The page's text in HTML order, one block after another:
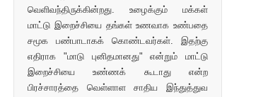
வெளிவந்திருக்கின்றது. உழைக்கும் மக்கள்
மாட்டு இறைச்சியை தங்கள் உணவாக உண்பதை
சமூக பண்பாடாகக் கொண்டவர்கள். இதற்கு
எதிராக "மாடு புனிதமானது" என்றும் மாட்டு
இறைச்சியை உண்ணக் கூடாது என்ற
பிரச்சாரத்தை வெள்ளாள சாதிய இந்துத்துவ